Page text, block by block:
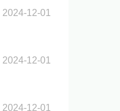
2024-12-01
2024-12-01
2024-12-01